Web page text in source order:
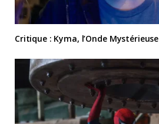
Critique : Kyma, l’Onde Mystérieuse